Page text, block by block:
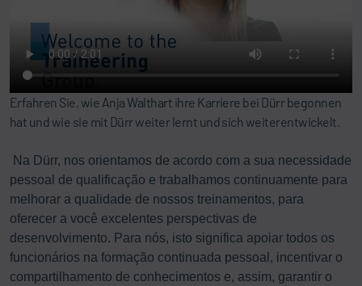
Erfahren Sie, wie Anja Walthart ihre Karriere bei Dürr begonnen
hat und wie sie mit Dürr weiter lernt und sich weiterentwickelt.
Na Dürr, nos orientamos de acordo com a sua necessidade
pessoal de qualificação e trabalhamos continuamente para
melhorar a qualidade de nossos treinamentos, para
oferecer a você excelentes perspectivas de
desenvolvimento. Para nós, isto significa apoiar todos os
funcionários na formação continuada pessoal, incentivar o
compartilhamento de conhecimentos e, assim, garantir o